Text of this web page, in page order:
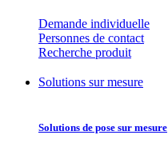
Demande individuelle
Personnes de contact
Recherche produit
Solutions sur mesure
Solutions de pose sur mesure